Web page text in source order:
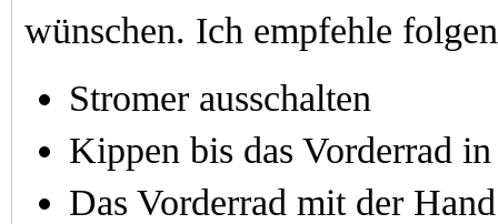
wünschen. Ich empfehle
Stromer ausschalten
Kippen bis das Vorderrad
Das Vorderrad mit der